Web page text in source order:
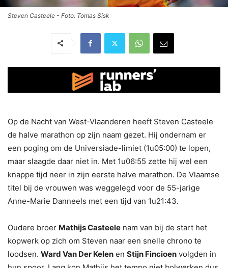
Steven Casteele - Foto: Tomas Sisk
Op de Nacht van West-Vlaanderen heeft Steven Casteele
de halve marathon op zijn naam gezet. Hij ondernam er
een poging om de Universiade-limiet (1u05:00) te lopen,
maar slaagde daar niet in. Met 1u06:55 zette hij wel een
knappe tijd neer in zijn eerste halve marathon. De Vlaamse
titel bij de vrouwen was weggelegd voor de 55-jarige
Anne-Marie Danneels met een tijd van 1u21:43.
Oudere broer Mathijs Casteele nam van bij de start het
kopwerk op zich om Steven naar een snelle chrono te
loodsen. Ward Van Der Kelen en Stijn Fincioen volgden in